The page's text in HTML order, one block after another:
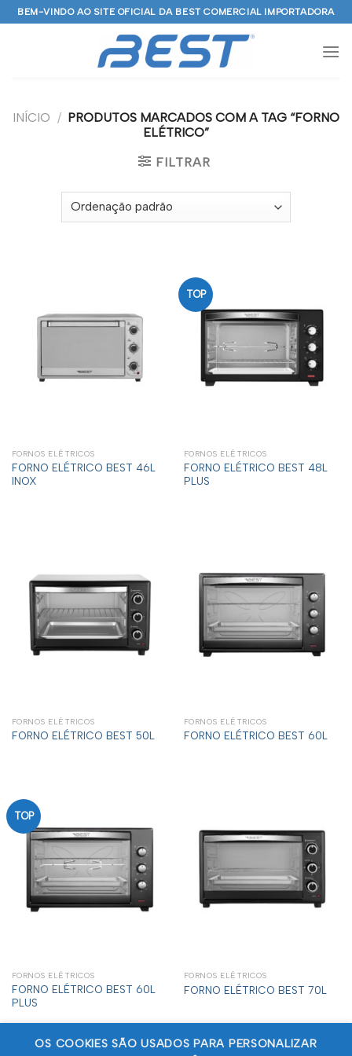
Skip
to
BEM-VINDO AO SITE OFICIAL DA BEST COMERCIAL IMPORTADORA
INÍCIO / PRODUTOS MARCADOS COM A TAG “FORNO
ELÉTRICO”
FILTRAR
FORNOS ELÉTRICOS
FORNO ELÉTRICO BEST 46L
INOX
TOP
FORNOS ELÉTRICOS
FORNO ELÉTRICO BEST 48L
PLUS
FORNOS ELÉTRICOS
FORNO ELÉTRICO BEST 50L
FORNOS ELÉTRICOS
FORNO ELÉTRICO BEST 60L
TOP
FORNOS ELÉTRICOS
FORNO ELÉTRICO BEST 60L
PLUS
FORNOS ELÉTRICOS
FORNO ELÉTRICO BEST 70L
OS COOKIES SÃO USADOS PARA PERSONALIZAR